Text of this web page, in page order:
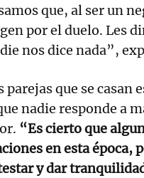
que, al ser un
por el duelo. Les
nos dice nada”,
parejas que se
nadie responde a
“Es cierto que
en esta época,
y dar